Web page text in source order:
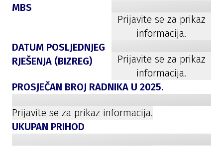
MBS
Prijavite se za prikaz
informacija.
DATUM POSLJEDNJEG
RJEŠENJA (BIZREG)
Prijavite se za prikaz
informacija.
PROSJEČAN BROJ RADNIKA U 2025.
Prijavite se za prikaz informacija.
UKUPAN PRIHOD